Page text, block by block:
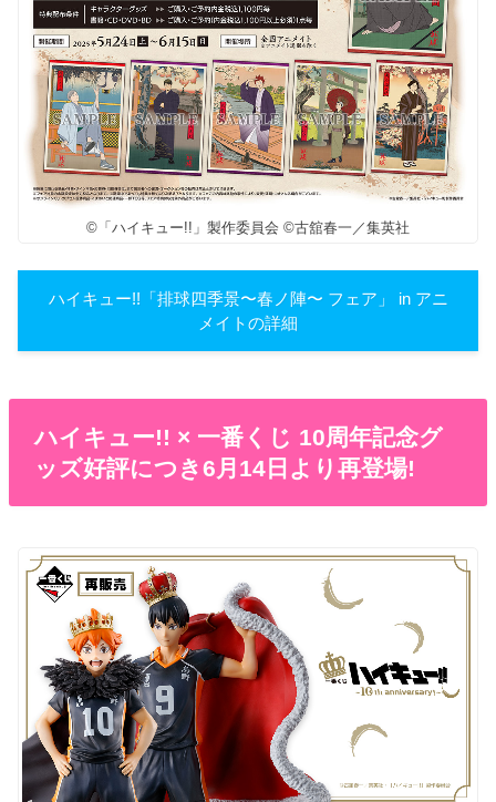
©「ハイキュー!!」製作委員会 ©古舘春一／集英社
ハイキュー!!「排球四季景〜春ノ陣〜 フェア」 in アニ
メイトの詳細
ハイキュー!! × 一番くじ 10周年記念グ
ッズ好評につき6月14日より再登場!